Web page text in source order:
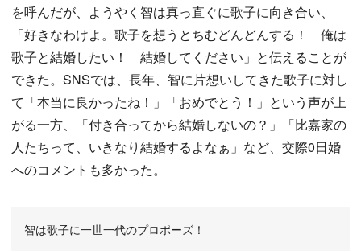
を呼んだが、ようやく智は真っ直ぐに歌子に向き合い、
「好きなわけよ。歌子を想うとちむどんどんする！ 俺は
歌子と結婚したい！ 結婚してください」と伝えることが
できた。SNSでは、長年、智に片想いしてきた歌子に対し
て「本当に良かったね！」「おめでとう！」という声が上
がる一方、「付き合ってから結婚しないの？」「比嘉家の
人たちって、いきなり結婚するよなぁ」など、交際0日婚
へのコメントも多かった。
智は歌子に一世一代のプロポーズ！